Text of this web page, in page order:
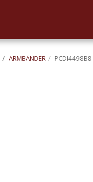
ARMBÄNDER PCDI4498B8